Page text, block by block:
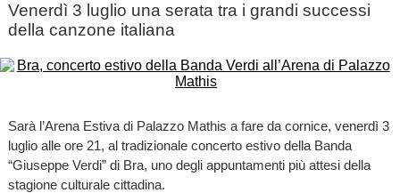
Venerdì 3 luglio una serata tra i grandi successi
della canzone italiana
Sarà l’Arena Estiva di Palazzo Mathis a fare da cornice, venerdì 3
luglio alle ore 21, al tradizionale concerto estivo della Banda
“Giuseppe Verdi” di Bra, uno degli appuntamenti più attesi della
stagione culturale cittadina.